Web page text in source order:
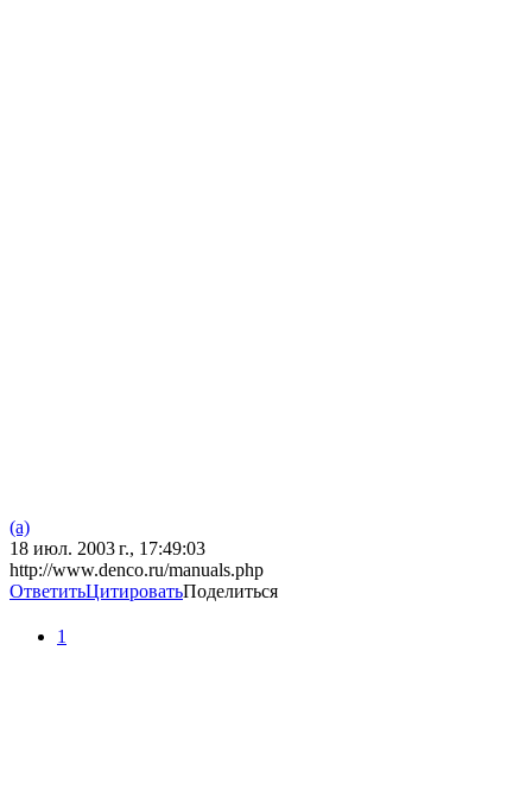
(a)
18 июл. 2003 г., 17:49:03
http://www.denco.ru/manuals.php
ОтветитьЦитироватьПоделиться
1